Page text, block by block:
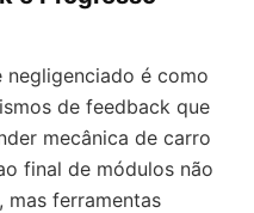
é como
de feedback que
mecânica de carro
final de módulos não
mas ferramentas